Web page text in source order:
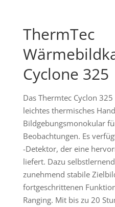
ThermTec
Cyclone 325
Das Thermtec Cyclon
leichtes thermisches
Bildgebungsmonokular
Beobachtungen. Es
-Detektor, der eine
liefert. Dazu
zunehmend stabile
fortgeschrittenen
Ranging. Mit bis zu 20